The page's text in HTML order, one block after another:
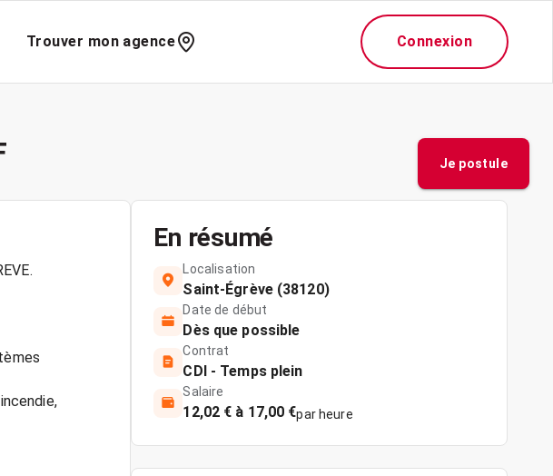
Trouver mon agence Connexion
Je postule
En résumé
Localisation
Saint-Égrève (38120)
Date de début
Dès que possible
Contrat
CDI - Temps plein
Salaire
12,02 € à 17,00 €par heure